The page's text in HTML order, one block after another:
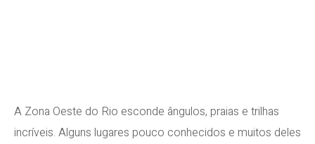
A Zona Oeste do Rio esconde ângulos, praias e trilhas
incríveis. Alguns lugares pouco conhecidos e muitos deles